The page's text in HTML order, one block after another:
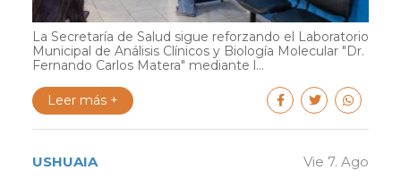
La Secretaría de Salud sigue reforzando el Laboratorio
Municipal de Análisis Clínicos y Biología Molecular "Dr.
Fernando Carlos Matera" mediante l...
Leer más +
USHUAIA Vie 7. Ago